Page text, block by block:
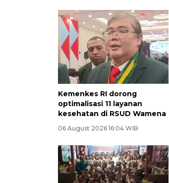
Kemenkes RI dorong
optimalisasi 11 layanan
kesehatan di RSUD Wamena
06 August 2026 16:04 WIB